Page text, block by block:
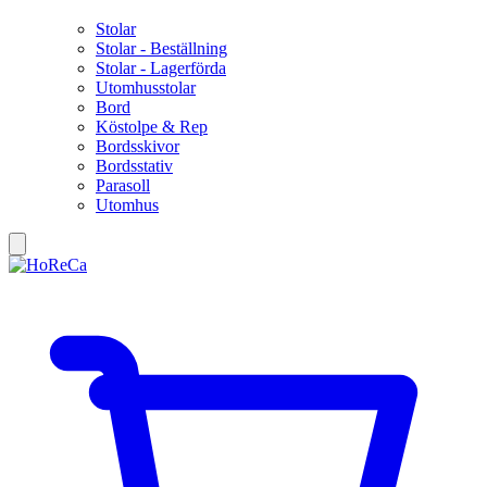
Stolar
Stolar - Beställning
Stolar - Lagerförda
Utomhusstolar
Bord
Köstolpe & Rep
Bordsskivor
Bordsstativ
Parasoll
Utomhus